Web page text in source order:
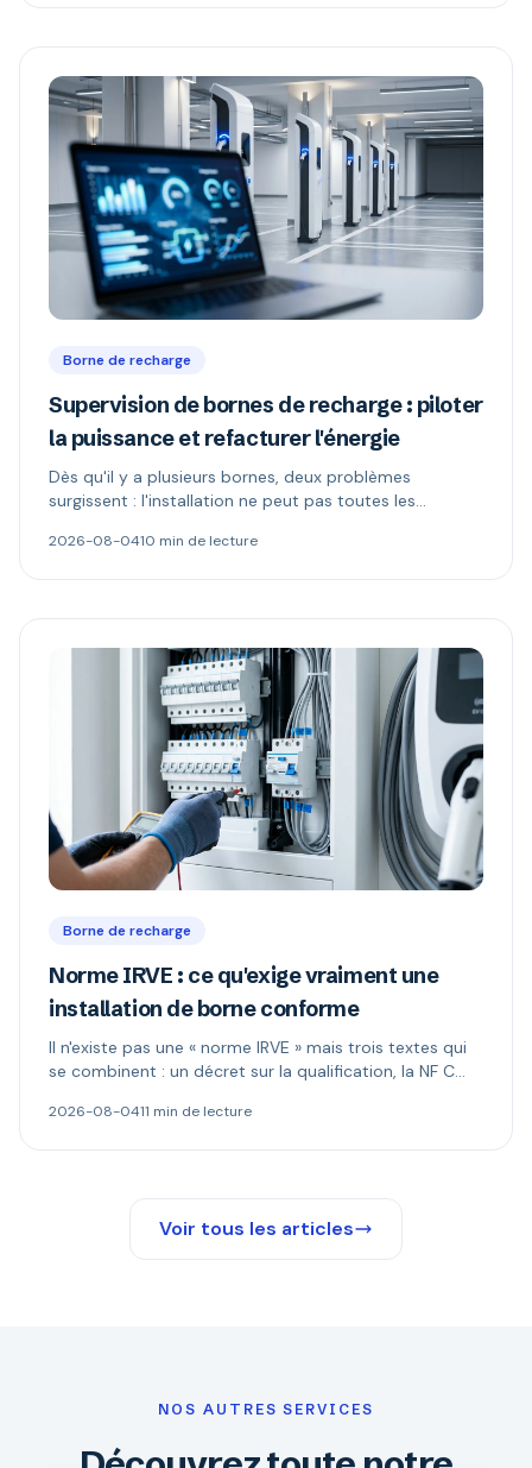
Borne de recharge
Supervision de bornes de recharge : piloter
la puissance et refacturer l'énergie
Dès qu'il y a plusieurs bornes, deux problèmes
surgissent : l'installation ne peut pas toutes les
paie. Délestage dynamique, comptage MID et schémas
2026-08-0410 min de lecture
Borne de recharge
Norme IRVE : ce qu'exige vraiment une
installation de borne conforme
Il n'existe pas une « norme IRVE » mais trois textes qui
se combinent : un décret sur la qualification, la NF C
borne. Ce qui est réellement obligatoire, et quand le
2026-08-0411 min de lecture
Voir tous les articles
NOS AUTRES SERVICES